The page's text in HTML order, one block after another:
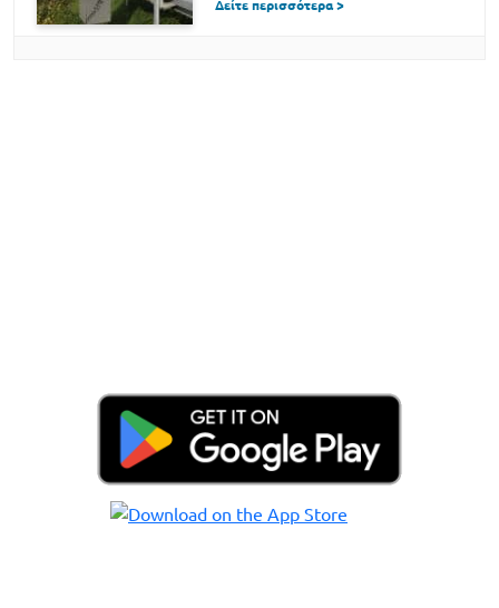
Δείτε περισσότερα >